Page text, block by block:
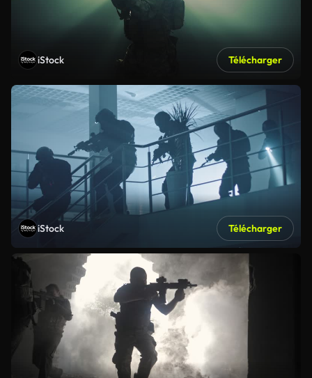
iStock Télécharger
iStock Télécharger